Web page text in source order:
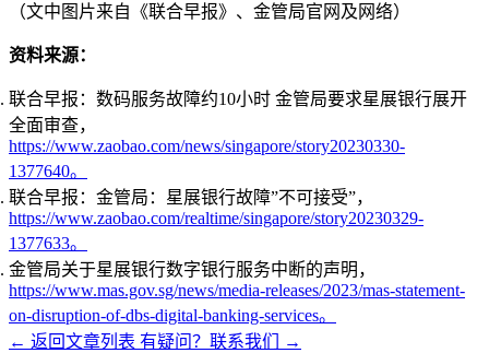
（文中图片来自《联合早报》、金管局官网及网络）
资料来源：
联合早报：数码服务故障约10小时 金管局要求星展银行展开
全面审查，
https://www.zaobao.com/news/singapore/story20230330-
1377640。
联合早报：金管局：星展银行故障”不可接受”，
https://www.zaobao.com/realtime/singapore/story20230329-
1377633。
金管局关于星展银行数字银行服务中断的声明，
https://www.mas.gov.sg/news/media-releases/2023/mas-statement-
on-disruption-of-dbs-digital-banking-services。
← 返回文章列表 有疑问？联系我们 →